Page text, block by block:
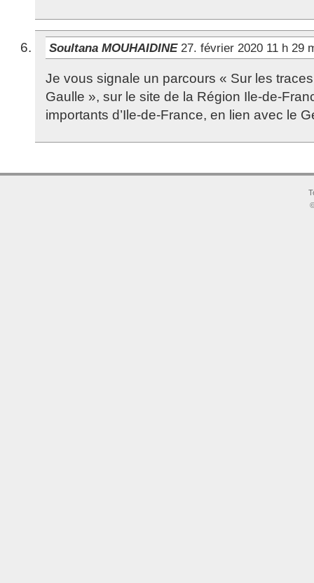
Soultana MOUHAIDINE 27. février 2020 11 h 29
Je vous signale un parcours « Sur les
Gaulle », sur le site de la Région Ile-de-
importants d’Ile-de-France, en lien avec le